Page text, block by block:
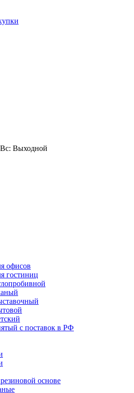
Выходной
офисов
гостиниц
с поставок в РФ
основе